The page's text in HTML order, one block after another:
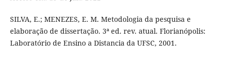
SILVA, E.; MENEZES, E. M. Metodologia da pesquisa e
elaboração de dissertação. 3ª ed. rev. atual. Florianópolis:
Laboratório de Ensino a Distancia da UFSC, 2001.